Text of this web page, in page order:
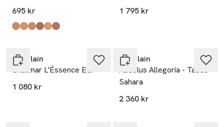
695 kr
Produkten finns i färgerna:
02,
00,
03,
05,
01,
04,
1 795 kr
Guerlain
Shalimar L'Éssence EdP
1 080 kr
Guerlain
Absolus Allegoria - Tabac
Sahara
2 360 kr